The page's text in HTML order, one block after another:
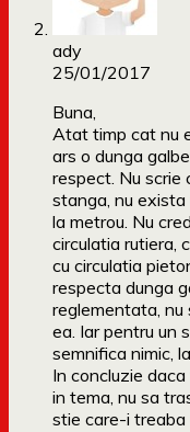
ady
25/01/2017
Buna,
Atat timp cat nu
ars o dunga
respect. Nu scrie
stanga, nu
la metrou. Nu
circulatia rutiera,
cu circulatia
respecta dunga
reglementata, nu
ea. Iar pentru un
semnifica nimic,
In concluzie
in tema, nu sa
stie care-i treaba